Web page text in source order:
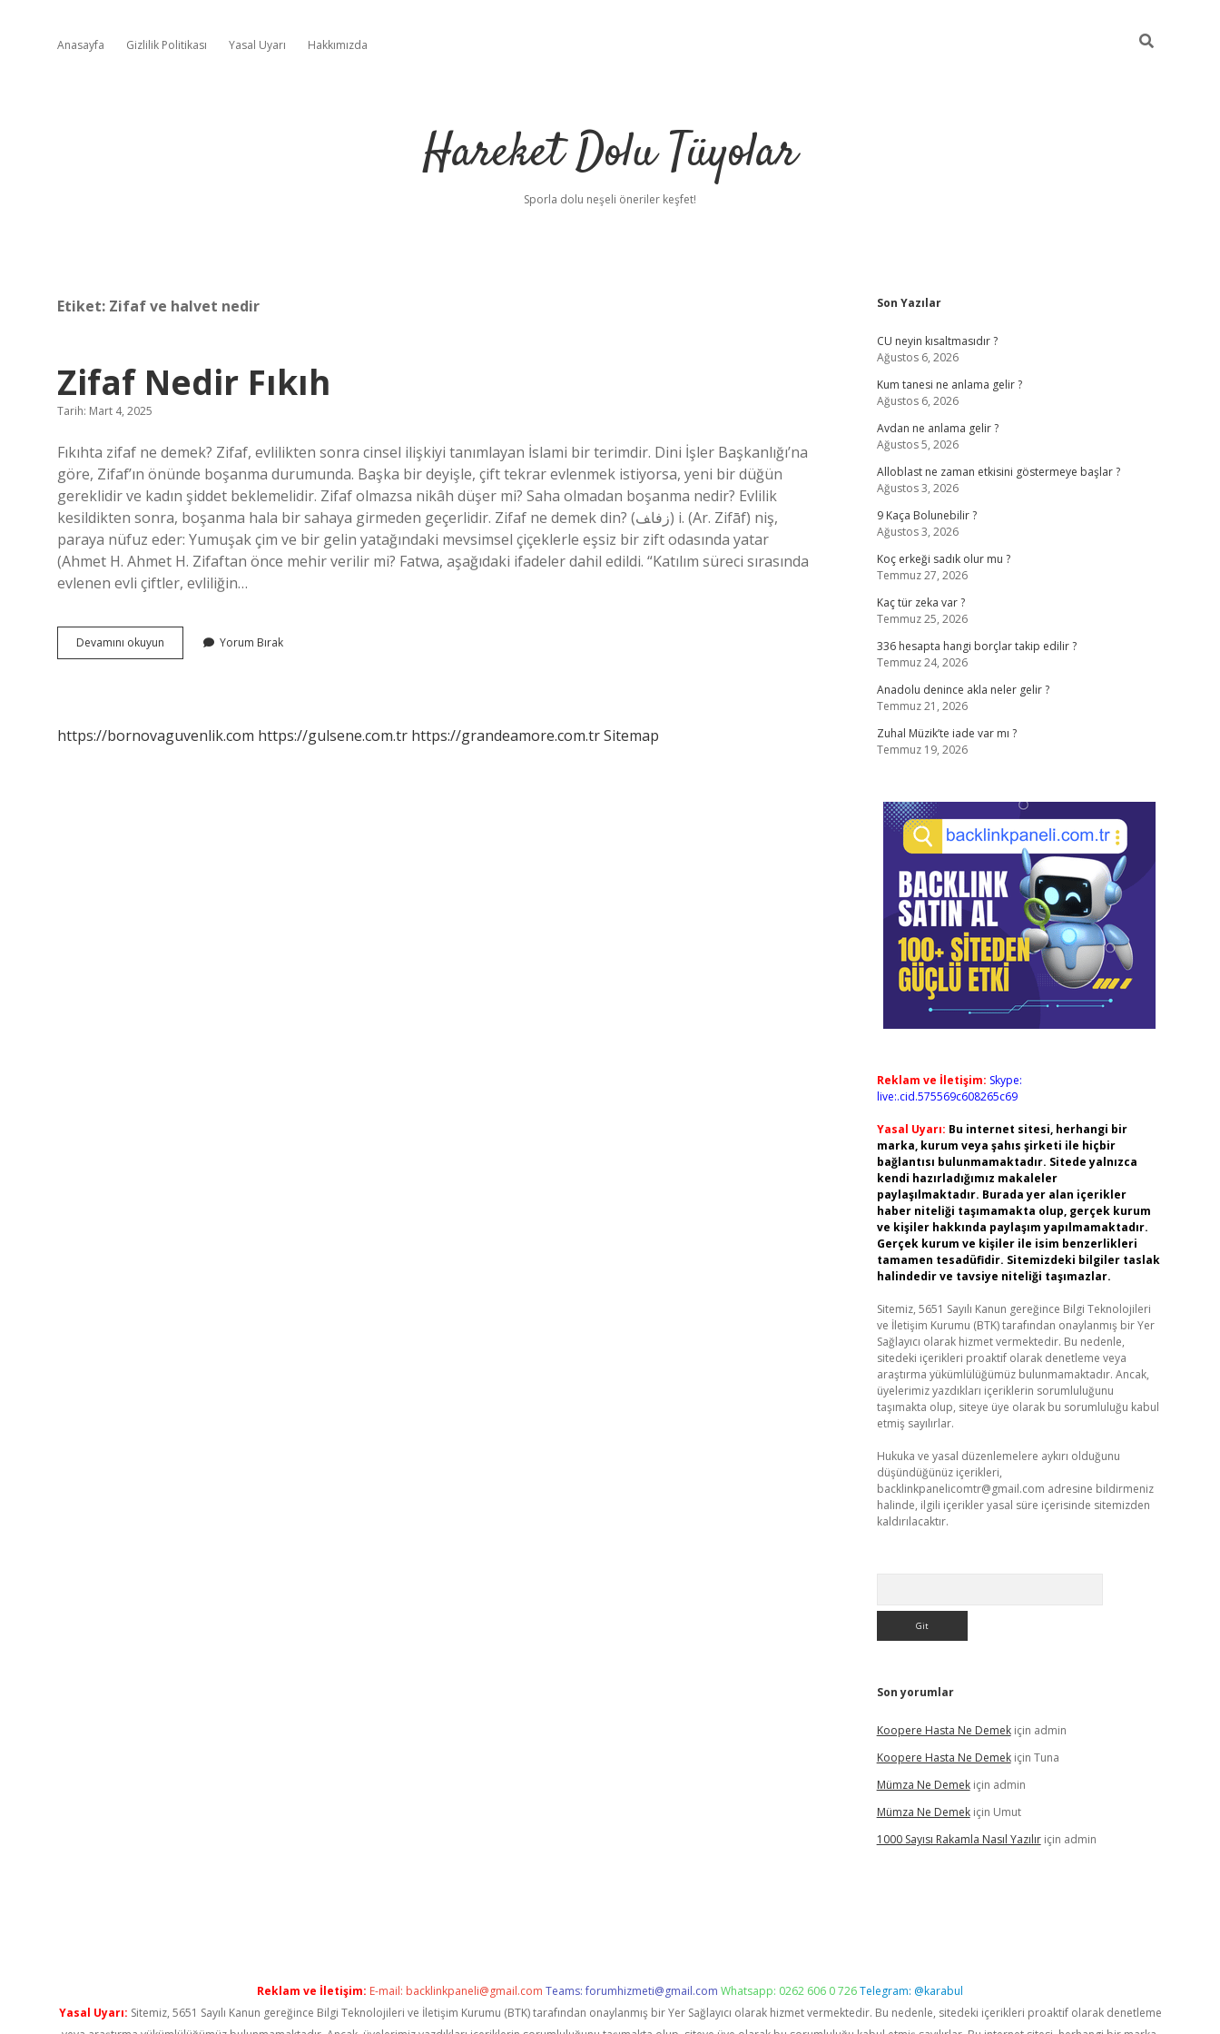
Anasayfa Gizlilik Politikası Yasal Uyarı Hakkımızda
Hareket Dolu Tüyolar
Sporla dolu neşeli öneriler keşfet!
Etiket: Zifaf ve halvet nedir
Zifaf Nedir Fıkıh
Tarih: Mart 4, 2025
Fıkıhta zifaf ne demek? Zifaf, evlilikten sonra cinsel ilişkiyi tanımlayan İslami bir terimdir. Dini İşler Başkanlığı’na
göre, Zifaf’ın önünde boşanma durumunda. Başka bir deyişle, çift tekrar evlenmek istiyorsa, yeni bir düğün
gereklidir ve kadın şiddet beklemelidir. Zifaf olmazsa nikâh düşer mi? Saha olmadan boşanma nedir? Evlilik
kesildikten sonra, boşanma hala bir sahaya girmeden geçerlidir. Zifaf ne demek din? (ﺯﻓﺎﻒ) i. (Ar. Zifāf) niş,
paraya nüfuz eder: Yumuşak çim ve bir gelin yatağındaki mevsimsel çiçeklerle eşsiz bir zift odasında yatar
(Ahmet H. Ahmet H. Zifaftan önce mehir verilir mi? Fatwa, aşağıdaki ifadeler dahil edildi. “Katılım süreci sırasında
evlenen evli çiftler, evliliğin…
Devamını okuyun
Nedir
Yorum Bırak
https://bornovaguvenlik.com https://gulsene.com.tr https://grandeamore.com.trSitemap
Sidebar
Son Yazılar
CU neyin kısaltmasıdır ?
Ağustos 6, 2026
Kum tanesi ne anlama gelir ?
Ağustos 6, 2026
Avdan ne anlama gelir ?
Ağustos 5, 2026
Alloblast ne zaman etkisini göstermeye başlar ?
Ağustos 3, 2026
9 Kaça Bolunebilir ?
Ağustos 3, 2026
Koç erkeği sadık olur mu ?
Temmuz 27, 2026
Kaç tür zeka var ?
Temmuz 25, 2026
336 hesapta hangi borçlar takip edilir ?
Temmuz 24, 2026
Anadolu denince akla neler gelir ?
Temmuz 21, 2026
Zuhal Müzik’te iade var mı ?
Temmuz 19, 2026
Reklam ve İletişim: Skype:
live:.cid.575569c608265c69
Yasal Uyarı: Bu internet sitesi, herhangi bir
marka, kurum veya şahıs şirketi ile hiçbir
bağlantısı bulunmamaktadır. Sitede yalnızca
kendi hazırladığımız makaleler
paylaşılmaktadır. Burada yer alan içerikler
haber niteliği taşımamakta olup, gerçek kurum
ve kişiler hakkında paylaşım yapılmamaktadır.
Gerçek kurum ve kişiler ile isim benzerlikleri
tamamen tesadüfidir. Sitemizdeki bilgiler taslak
halindedir ve tavsiye niteliği taşımazlar.
Sitemiz, 5651 Sayılı Kanun gereğince Bilgi Teknolojileri
ve İletişim Kurumu (BTK) tarafından onaylanmış bir Yer
Sağlayıcı olarak hizmet vermektedir. Bu nedenle,
sitedeki içerikleri proaktif olarak denetleme veya
araştırma yükümlülüğümüz bulunmamaktadır. Ancak,
üyelerimiz yazdıkları içeriklerin sorumluluğunu
taşımakta olup, siteye üye olarak bu sorumluluğu kabul
etmiş sayılırlar.
Hukuka ve yasal düzenlemelere aykırı olduğunu
düşündüğünüz içerikleri,
backlinkpanelicomtr@gmail.com adresine bildirmeniz
halinde, ilgili içerikler yasal süre içerisinde sitemizden
kaldırılacaktır.
Son yorumlar
Koopere Hasta Ne Demekiçin admin
Koopere Hasta Ne Demekiçin Tuna
Mümza Ne Demekiçin admin
Mümza Ne Demekiçin Umut
1000 Sayısı Rakamla Nasıl Yazılıriçin admin
Reklam ve İletişim: E-mail: backlinkpaneli@gmail.com Teams:forumhizmeti@gmail.com Whatsapp: 0262 606 0 726Telegram: @karabul
Yasal Uyarı: Sitemiz, 5651 Sayılı Kanun gereğince Bilgi Teknolojileri ve İletişim Kurumu (BTK) tarafından onaylanmış bir Yer Sağlayıcı olarak hizmet vermektedir. Bu nedenle, sitedeki içerikleri proaktif olarak denetleme